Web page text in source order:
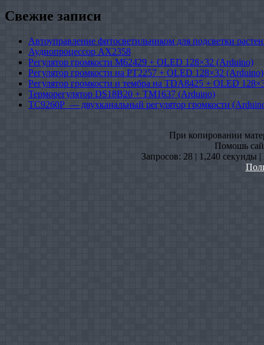
Свежие записи
Автоуправление фитосветильником для подсветки
Аудиопроцессор AX2358
Регулятор громкости M62429 + OLED 128×32 (Arduino)
Регулятор громкости на PT2257 + OLED 128×32 (Arduino)
Регулятор громкости и тембра на TDA8425 + OLED
Терморегулятор DS18B20 + TM1637 (Arduino)
TC9260P — двухканальный регулятор громкости
При копировании
Помошь
Запросов: 28 | 1,240 секунды